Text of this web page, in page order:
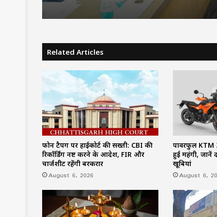
पर फोकस, लापरवाही
Related Articles
फोन टैपिंग पर हाईकोर्ट की सख्ती: CBI की
रिकॉर्डिंग नष्ट करने के आदेश, FIR और
चार्जशीट रहेंगी बरकरार
August 6, 2026
पावरफुल KTM
हुई महंगी, जानें
खूबियां
August 6,